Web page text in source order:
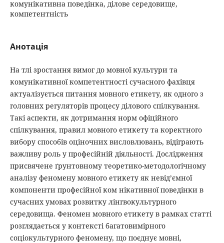
комунікативна поведінка, ділове середовище,
компетентність
Анотація
На тлі зростання вимог до мовної культури та
комунікативної компетентності сучасного фахівця
актуалізується питання мовного етикету, як одного з
головних регуляторів процесу ділового спілкування.
Такі аспекти, як дотримання норм офіційного
спілкування, правил мовного етикету та коректного
вибору способів оціночних висловлювань, відіграють
важливу роль у професійній діяльності. Дослідження
присвячене ґрунтовному теоретико-методологічному
аналізу феномену мовного етикету як невід’ємної
компоненти професійної ком нікативної поведінки в
сучасних умовах розвитку лінгвокультурного
середовища. Феномен мовного етикету в рамках статті
розглядається у контексті багатовимірного
соціокультурного феномену, що поєднує мовні,